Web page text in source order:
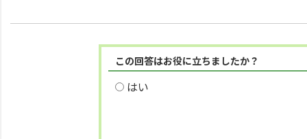
この回答はお役に立ちましたか？
はい